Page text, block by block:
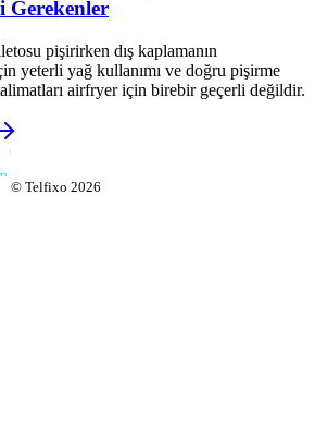
Gerekenler
pişirirken dış kaplamanın
yeterli yağ kullanımı ve doğru pişirme
airfryer için birebir geçerli değildir.
© Telfixo 2026